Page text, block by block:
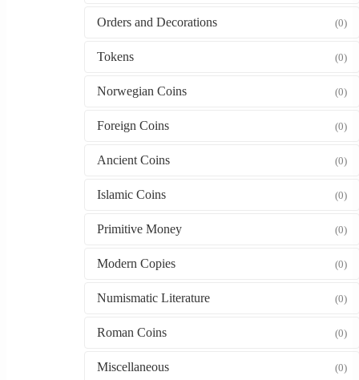
Orders and Decorations (0)
Tokens (0)
Norwegian Coins (0)
Foreign Coins (0)
Ancient Coins (0)
Islamic Coins (0)
Primitive Money (0)
Modern Copies (0)
Numismatic Literature (0)
Roman Coins (0)
Miscellaneous (0)